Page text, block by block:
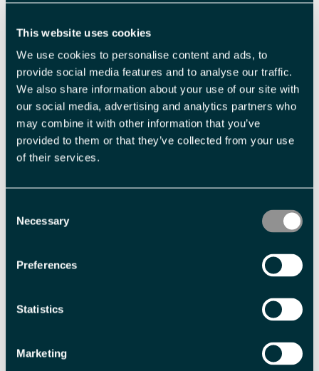
This website uses cookies
We use cookies to personalise content and ads, to
provide social media features and to analyse our traffic.
We also share information about your use of our site with
our social media, advertising and analytics partners who
may combine it with other information that you’ve
provided to them or that they’ve collected from your use
of their services.
Selection
Necessary
Preferences
Statistics
Marketing
Om
Bli med på en spennende aften på Svalbard Bryggeri hvor
selveste Øystein, øl-dommer, øl-sommelier, og vår helt egen
polsjef presenterer Svalbard bryggeri i et helt nytt lys. Bli med
på en smakfull historie om hvordan man kan kombinerer
Med forbehold om prisendringer.